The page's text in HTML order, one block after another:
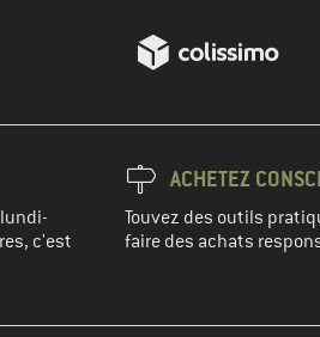
c'est
ACHETEZ
Touvez des outils
faire des achats